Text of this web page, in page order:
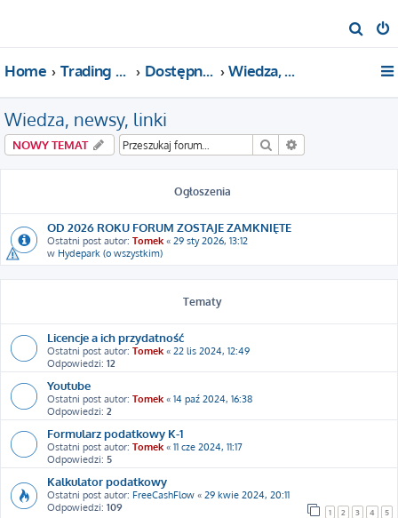
z
Home Trading For a Living Dostępne kategorie Wiedza, newsy, linki
Wiedza, newsy, linki
NOWY TEMAT Szukaj
Ogłoszenia
OD 2026 ROKU FORUM ZOSTAJE ZAMKNIĘTE
Ostatni post autor: Tomek « 29 sty 2026, 13:12
w Hydepark (o wszystkim)
Tematy
Licencje a ich przydatność
Ostatni post autor: Tomek « 22 lis 2024, 12:49
Odpowiedzi: 12
Youtube
Ostatni post autor: Tomek « 14 paź 2024, 16:38
Odpowiedzi: 2
Formularz podatkowy K-1
Ostatni post autor: Tomek « 11 cze 2024, 11:17
Odpowiedzi: 5
Kalkulator podatkowy
Ostatni post autor: FreeCashFlow « 29 kwie 2024, 20:11
Odpowiedzi: 109 1 2 3 4 5